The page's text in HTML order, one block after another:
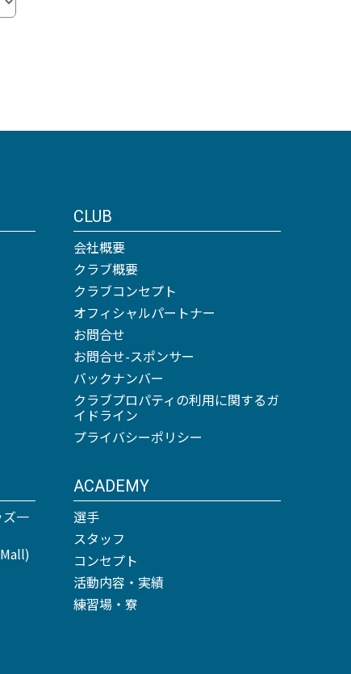
一
ACADEMY
選手
スタッフ
コンセプト
活動内容・実績
練習場・寮
CLUB
会社概要
クラブ概要
クラブコンセプト
オフィシャルパートナー
お問合せ
お問合せ-スポンサー
バックナンバー
クラブプロパティの利用に関するガ
イドライン
プライバシーポリシー